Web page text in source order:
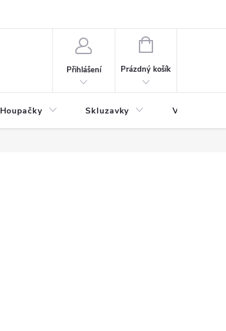
Přihlášení
NÁKUPNÍ
Prázdný košík
Houpačky Skluzavky Veřejná